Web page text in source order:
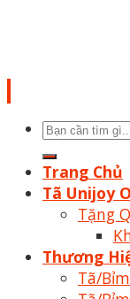
Tìm
Trang Chủ
Tã Unijoy
Tặng
Thương
Tã/